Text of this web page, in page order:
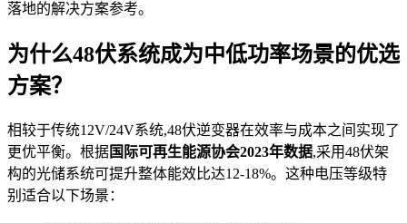
落地的解决方案参考。
为什么48伏系统成为中低功率场景的优选
方案？
相较于传统12V/24V系统,48伏逆变器在效率与成本之间实现了
更优平衡。根据国际可再生能源协会2023年数据,采用48伏架
构的光储系统可提升整体能效比达12-18%。这种电压等级特
别适合以下场景：